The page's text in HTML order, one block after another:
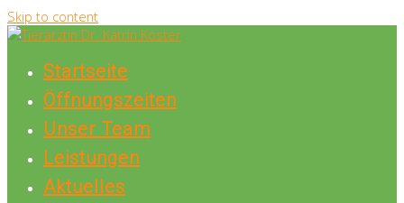
Skip to content
Startseite
Öffnungszeiten
Unser Team
Leistungen
Aktuelles